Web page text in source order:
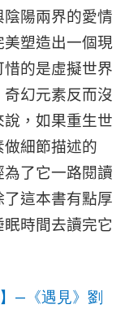
陽兩界的愛情
塑造出一個現
的是虛擬世界
幻元素反而沒
，如果重生世
細節描述的
了它一路閱讀
這本書有點厚
時間去讀完它
— 《遇見》劉